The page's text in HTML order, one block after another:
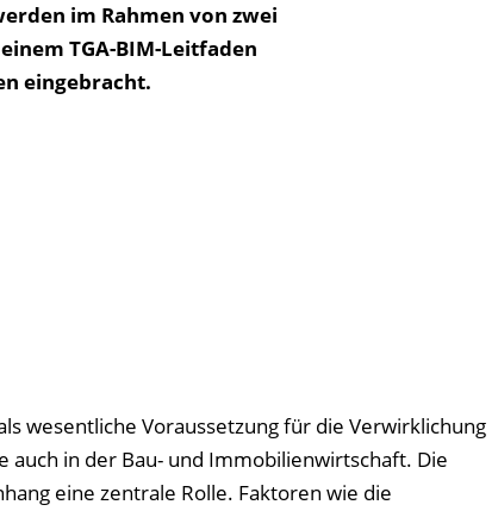
im Rahmen von zwei
TGA-BIM-Leitfaden
eingebracht.
wesentliche Voraussetzung für die Verwirklichung
auch in der Bau- und Immobilienwirtschaft. Die
eine zentrale Rolle. Faktoren wie die